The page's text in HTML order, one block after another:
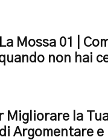
Mossa 01 |
non hai
Migliorare la
Argomentare e